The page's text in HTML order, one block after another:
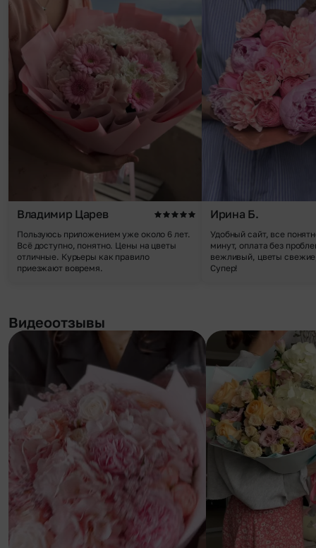
Владимир Царев
Пользуюсь приложением уже около 6 лет.
Всё доступно, понятно. Цены на цветы
отличные. Курьеры как правило
приезжают вовремя.
Ирина Б.
Удобный сайт, все
минут, оплата без
вежливый, цветы
Супер!
Видеоотзывы